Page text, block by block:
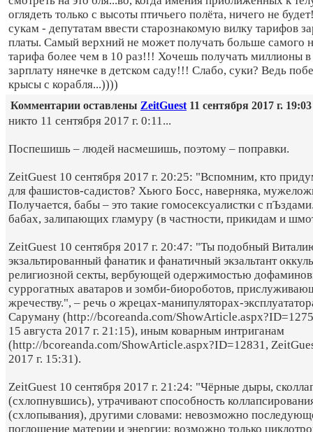
оглядеть только с высоты птичьего полёта, ничего не
сукам - депутатам ввести старознакомую вилку тарифов
платы. Самый верхний не может получать больше самого
тарифа более чем в 10 раз!!! Хочешь получать миллионы
зарплату нянечке в детском саду!!! Слабо, суки? Ведь
крысы с корабля...))))
Комментарии оставлены ZeitGuest 11 сентября 2017 г. 19:03
никто 11 сентября 2017 г. 0:11...
Поспешишь – людей насмешишь, поэтому – поправки.
ZeitGuest 10 сентября 2017 г. 20:25: "Вспомним, кто
для фашистов-садистов? Хьюго Босс, наверняка,
Получается, бабы – это такие гомосексуалистки с
бабах, залипающих гламуру (в частности, прикидам и
ZeitGuest 10 сентября 2017 г. 20:47: "Ты подобный
экзальтированный фанатик и фанатичный экзальтант
религиозной секты, вербующей одержимостью
суррогатных аватаров и зомби-биороботов,
жречеству.", – речь о жрецах-манипуляторах-
Саруману (http://bcoreanda.com/
15 августа 2017 г. 21:15), иным коварным интриганам
(http://bcoreanda.com/ShowArticle.aspx?ID=12831,
2017 г. 15:31).
ZeitGuest 10 сентября 2017 г. 21:24: "Чёрные дыры,
(схлопнувшись), утрачивают способность
(схлопывания), другими словами: невозможно
поглощение материи и энергии; возможно только